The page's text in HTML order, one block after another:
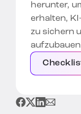
herunter,
erhalten,
zu sichern